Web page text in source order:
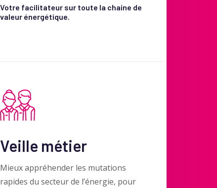
Votre facilitateur sur toute la chaine de
valeur énergétique.
Veille métier
Mieux appréhender les mutations
rapides du secteur de l’énergie, pour